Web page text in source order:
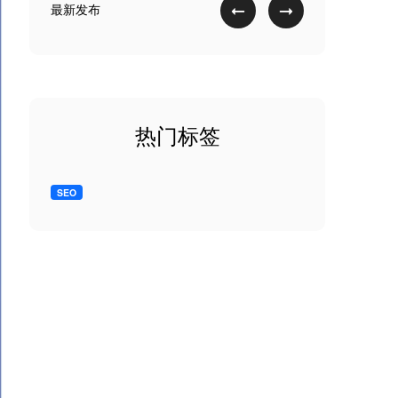
最新发布
热门标签
SEO